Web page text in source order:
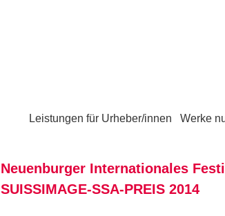
Leistungen für Urheber/innen Werke
Neuenburger Internationales
SUISSIMAGE-SSA-PREIS 2014